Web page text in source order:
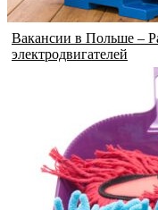
Вакансии в Польше –
электродвигателей